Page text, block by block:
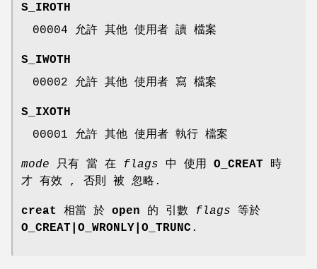
S_IROTH
00004 允許 其他 使用者 讀 檔案
S_IWOTH
00002 允許 其他 使用者 寫 檔案
S_IXOTH
00001 允許 其他 使用者 執行 檔案
mode 只有 當 在 flags 中 使用 O_CREAT 時
才 有效 , 否則 被 忽略.
creat 相當 於 open 的 引數 flags 等於
O_CREAT|O_WRONLY|O_TRUNC .